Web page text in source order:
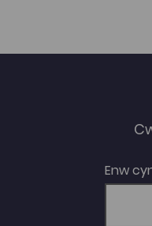
Enw